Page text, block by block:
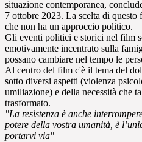
situazione contemporanea,
7 ottobre 2023. La scelta di questo
che non ha un approccio politico.
Gli eventi politici e storici nel film
emotivamente incentrato sulla
possano cambiare nel tempo le
Al centro del film c'è il tema del
sotto diversi aspetti (violenza
umiliazione) e della necessità che
trasformato.
"La resistenza è anche
potere della vostra umanità, è
portarvi via"